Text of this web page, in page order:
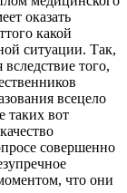
оказать
какой
ситуации. Так,
вследствие того,
всецело
таких вот
совершенно
что они